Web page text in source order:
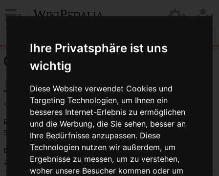
Ihre Privatsphäre ist uns
wichtig
Diese Website verwendet Cookies und
Targeting Technologien, um Ihnen ein
besseres Internet-Erlebnis zu ermöglichen
und die Werbung, die Sie sehen, besser an
Ihre Bedürfnisse anzupassen. Diese
Technologien nutzen wir außerdem, um
Ergebnisse zu messen, um zu verstehen,
woher unsere Besucher kommen oder um
WikiPedalia
Quelltext der Seite Rohling
← Rohling
Du bist aus dem folgenden Grund nicht berechtigt, diese
Seite zu bearbeiten:
Diese Aktion ist auf Benutzer beschränkt, die der Gruppe
„ Benutzer“ angehören.